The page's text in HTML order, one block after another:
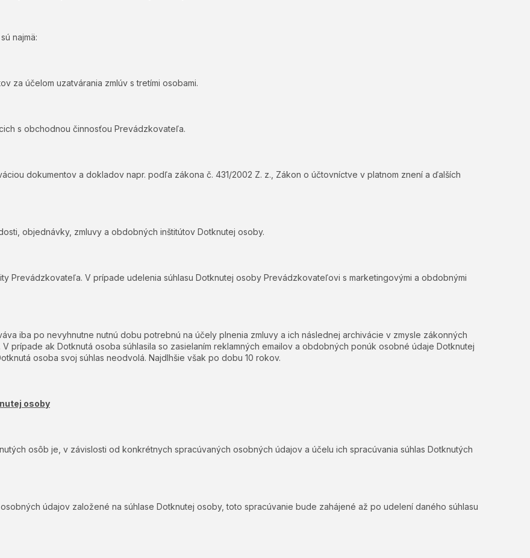
najmä:
za účelom uzatvárania zmlúv s tretími osobami.
s obchodnou činnosťou Prevádzkovateľa.
dokumentov a dokladov napr. podľa zákona č. 431/2002 Z. z., Zákon o účtovníctve v platnom znení a ďalších
objednávky, zmluvy a obdobných inštitútov Dotknutej osoby.
Prevádzkovateľa. V prípade udelenia súhlasu Dotknutej osoby Prevádzkovateľovi s marketingovými a obdobnými
iba po nevyhnutne nutnú dobu potrebnú na účely plnenia zmluvy a ich následnej archivácie v zmysle zákonných
prípade ak Dotknutá osoba súhlasila so zasielaním reklamných emailov a obdobných ponúk osobné údaje Dotknutej
osoba svoj súhlas neodvolá. Najdlhšie však po dobu 10 rokov.
osoby
osôb je, v závislosti od konkrétnych spracúvaných osobných údajov a účelu ich spracúvania súhlas Dotknutých
údajov založené na súhlase Dotknutej osoby, toto spracúvanie bude zahájené až po udelení daného súhlasu